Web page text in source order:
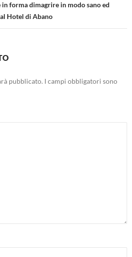
in forma dimagrire in modo sano ed
Hotel di Abano
pubblicato. I campi obbligatori sono